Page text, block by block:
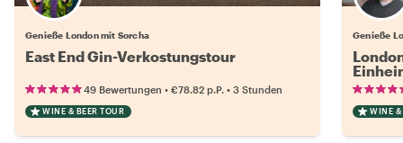
Genieße London mit Sorcha
East End Gin-Verkostungstour
49 Bewertungen • €78.82 p.P. • 3 Stunden
WINE & BEER TOUR
Genieße
WINE &